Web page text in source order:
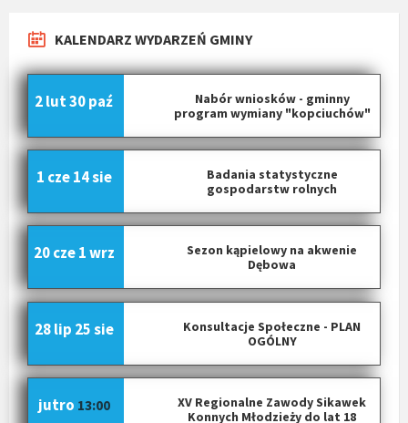
g
a
o
w
h
KALENDARZ WYDARZEŃ GMINY
Nabór wniosków - gminny
program wymiany "kopciuchów"
2 lut30 paź
Badania statystyczne
gospodarstw rolnych
1 cze 14 sie
Sezon kąpielowy na akwenie
Dębowa
20 cze 1 wrz
Konsultacje Społeczne - PLAN
OGÓLNY
28 lip 25 sie
XV Regionalne Zawody Sikawek
Konnych Młodzieży do lat 18
jutro 13:00